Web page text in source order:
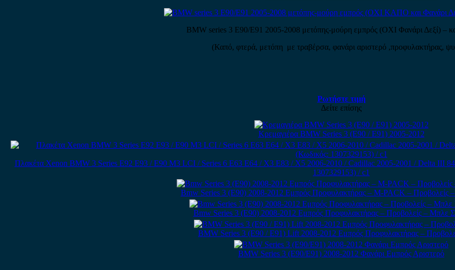
BMW series 3 E90/E91 2005-2008 μετόπης-μούρη εμπρός (ΟΧΙ Φανάρι Δεξί) –
(Καπό, φτερά, μετόπη με τραβέρσα, φανάρι αριστερό ,προφυλακτήρας,
Ρωτήστε τιμή
Δείτε επίσης
Κρεμαγιέρα BMW Series 3 (E90 / E91) 2005-2012
Πλακέτα Xenon BMW 3 Series E92 E93 / E90 M3 LCI / Series 6 E63 E64 / X3 E83 / X5 2006-2010 / Cadillac 2005-2001 / Delta III
1307329153) / c1
Bmw Series 3 (E90) 2008-2012 Εμπρός Προφυλακτήρας – M-PACK – Προβολείς
Bmw Series 3 (E90) 2008-2012 Εμπρός Προφυλακτήρας – Προβολείς – Μπλε
BMW Series 3 (E90 / E91) Lift 2008-2012 Εμπρός Προφυλακτήρας –
BMW Series 3 (E90/E91) 2008-2012 Φανάρι Εμπρός Αριστερό